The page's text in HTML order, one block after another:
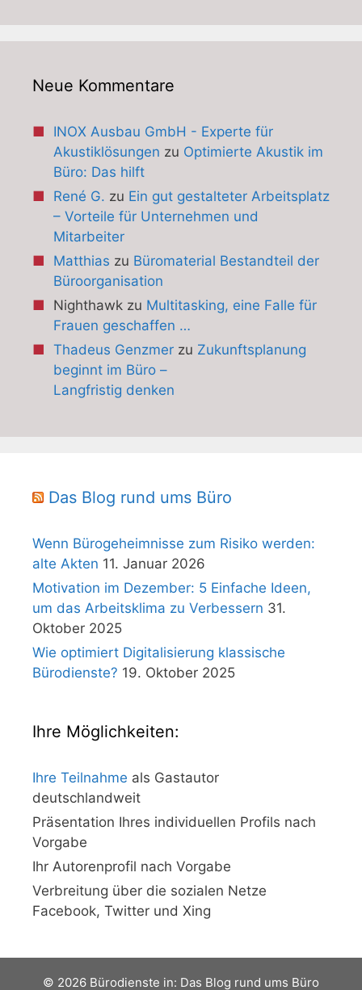
Neue Kommentare
INOX Ausbau GmbH - Experte für
Akustiklösungen zu Optimierte Akustik im
Büro: Das hilft
René G. zu Ein gut gestalteter Arbeitsplatz
– Vorteile für Unternehmen und
Mitarbeiter
Matthias zu Büromaterial Bestandteil der
Büroorganisation
Nighthawkzu Multitasking, eine Falle für
Frauen geschaffen …
Thadeus Genzmerzu Zukunftsplanung
beginnt im Büro –
Langfristig denken
Das Blog rund ums Büro
Wenn Bürogeheimnisse zum Risiko werden:
alte Akten 11. Januar 2026
Motivation im Dezember: 5 Einfache Ideen,
um das Arbeitsklima zu Verbessern 31.
Oktober 2025
Wie optimiert Digitalisierung klassische
Bürodienste? 19. Oktober 2025
Ihre Möglichkeiten:
Ihre Teilnahme als Gastautor
deutschlandweit
Präsentation Ihres individuellen Profils nach
Vorgabe
Ihr Autorenprofil nach Vorgabe
Verbreitung über die sozialen Netze
Facebook, Twitter und Xing
© 2026 Bürodienste in: Das Blog rund ums Büro